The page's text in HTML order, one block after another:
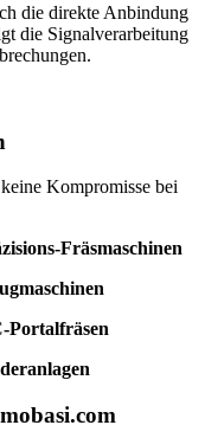
die direkte Anbindung
die Signalverarbeitung
Kompromisse bei
Fräsmaschinen
Portalfräsen